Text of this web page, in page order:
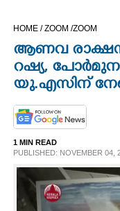
OPINION
PHOTOS
LIFESTYLE
SPIRITUAL
HOME /ZOOM /ZOOM
ആണവ
റഷ്യ, പോർമുന
യു.എസിന്‌
1 MIN READ
PUBLISHED: NOVEMBER 04,